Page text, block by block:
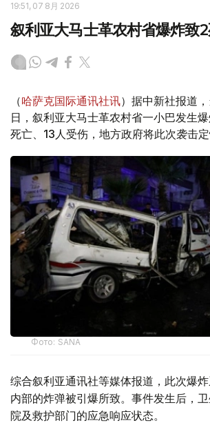
19:51, 07 8月 2026
叙利亚大马士革农村省爆炸致
（哈萨克国际通讯社讯）据中新社报道
日，叙利亚大马士革农村省一小巴发生
死亡、13人受伤，地方政府将此次袭击定
Фото: SANA
综合叙利亚通讯社等媒体报道，此次爆
内部的炸弹被引爆所致。事件发生后，
院及救护部门的应急响应状态。